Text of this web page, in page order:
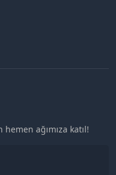
ağımıza katıl!